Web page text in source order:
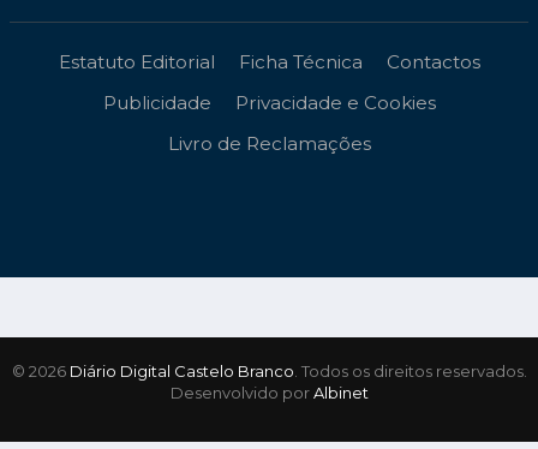
Estatuto Editorial Ficha Técnica
Contactos
Publicidade
Privacidade e Cookies
Livro de Reclamações
© 2026 Diário Digital Castelo Branco. Todos os direitos reservados.
Desenvolvido porAlbinet